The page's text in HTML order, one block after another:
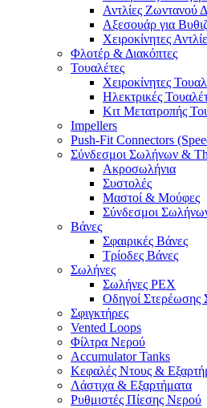
Αντλίες Ζωντανού
Αξεσουάρ για
Χειροκίνητες
Φλοτέρ & Διακόπτες
Τουαλέτες
Χειροκίνητες
Ηλεκτρικές
Κιτ Μετατροπής
Impellers
Push-Fit Connectors
Σύνδεσμοι Σωλήνων &
Ακροσωλήνια
Συστολές
Μαστοί & Μούφες
Σύνδεσμοι
Βάνες
Σφαιρικές Βάνες
Τρίοδες Βάνες
Σωλήνες
Σωλήνες PEX
Οδηγοί Στερέωσης
Σφιγκτήρες
Vented Loops
Φίλτρα Νερού
Accumulator Tanks
Κεφαλές Ντους &
Λάστιχα & Εξαρτήματα
Ρυθμιστές Πίεσης Νερού